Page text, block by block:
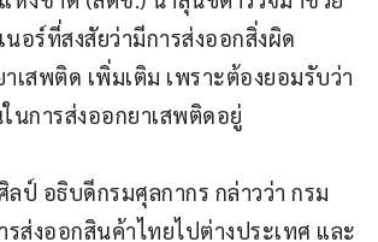
อร์ที่สงสัยว่ามีการส่งออกสิ่งผิด
เสพติด เพิ่มเติม เพราะต้องยอมรับว่า
นการส่งออกยาเสพติดอยู่
ป์ อธิบดีกรมศุลกากร กล่าวว่า กรม
รส่งออกสินค้าไทยไปต่างประเทศ และ